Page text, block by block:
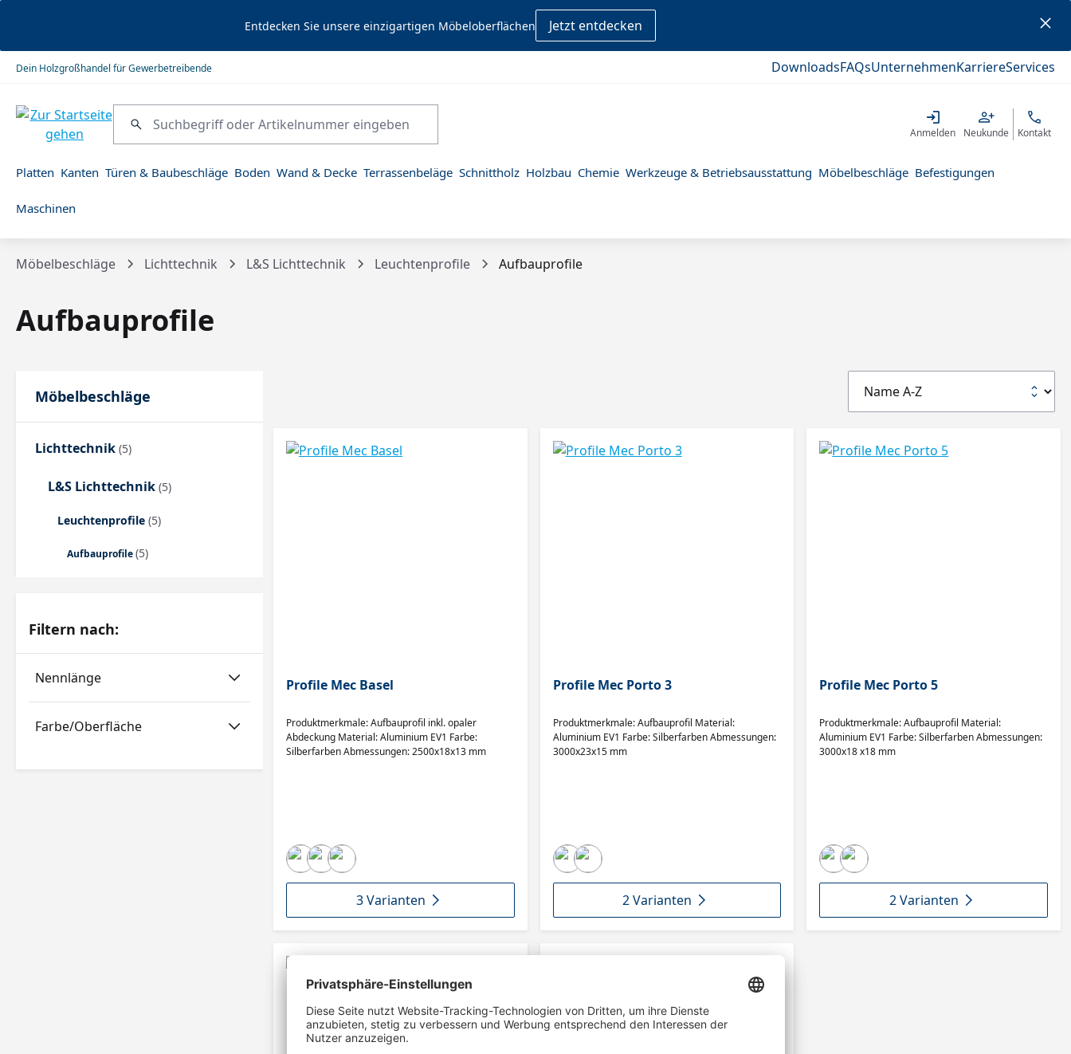
Zur Hauptnavigation springenEntdecken Sie unsere einzigartigen Möbeloberflächen Jetzt entdecken
Dein Holzgroßhandel für Gewerbetreibende DownloadsFAQsUnternehmenKarriereServices
Anmelden Neukunde Kontakt
Platten Kanten Türen & Baubeschläge Boden Wand & Decke Terrassenbeläge Schnittholz Holzbau Chemie Werkzeuge & Betriebsausstattung Möbelbeschläge Befestigungen
Maschinen
Möbelbeschläge Lichttechnik L&S Lichttechnik Leuchtenprofile Aufbauprofile
Aufbauprofile
Möbelbeschläge
Lichttechnik (5)
L&S Lichttechnik (5)
Leuchtenprofile (5)
Aufbauprofile(5)
Filtern nach:
Nennlänge
Farbe/Oberfläche
Profile Mec Basel
Produktmerkmale: Aufbauprofil inkl. opaler
Abdeckung Material: Aluminium EV1 Farbe:
Silberfarben Abmessungen: 2500x18x13 mm
3 Varianten
Profile Mec Porto 3
Produktmerkmale: Aufbauprofil Material:
Aluminium EV1 Farbe: Silberfarben Abmessungen:
3000x23x15 mm
2 Varianten
Profile Mec Porto 5
Produktmerkmale: Aufbauprofil Material:
Aluminium EV1 Farbe: Silberfarben Abmessungen:
3000x18 x18 mm
2 Varianten